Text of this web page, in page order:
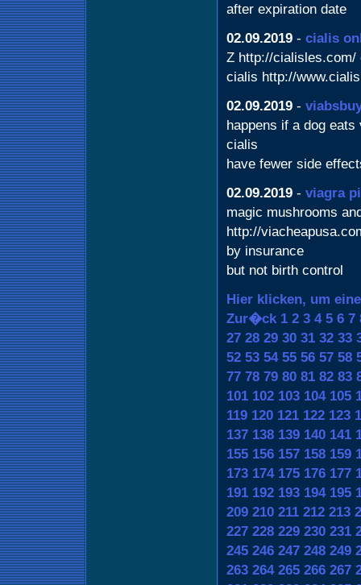
after expiration date
02.09.2019 - cialis
Z http://cialisles.com/
cialis http://
02.09.2019 -
happens if a dog
cialis
have fewer side
02.09.2019 - viagra
magic mushrooms
http://
by insurance
but not birth control
Hier klicken, um
Zur�ck 1 2 3 4 5 6 7
27 28 29 30 31 32 33
52 53 54 55 56 57 58
77 78 79 80 81 82 83
101 102 103 104 105
119 120 121 122 123
137 138 139 140 141
155 156 157 158 159
173 174 175 176 177
191 192 193 194 195
209 210 211 212 213
227 228 229 230 231
245 246 247 248 249
263 264 265 266 267